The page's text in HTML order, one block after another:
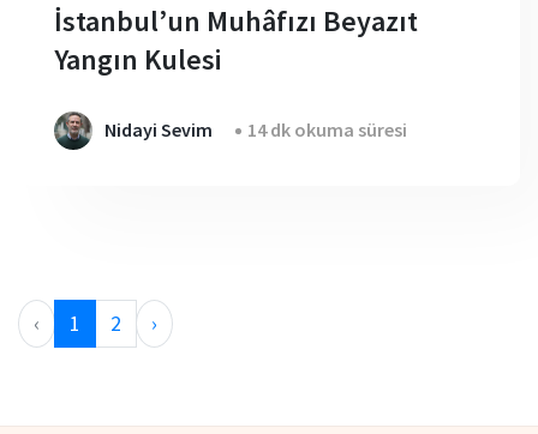
İstanbul’un Muhâfızı Beyazıt
Yangın Kulesi
Nidayi Sevim 14 dk okuma süresi
‹ 1 2 ›